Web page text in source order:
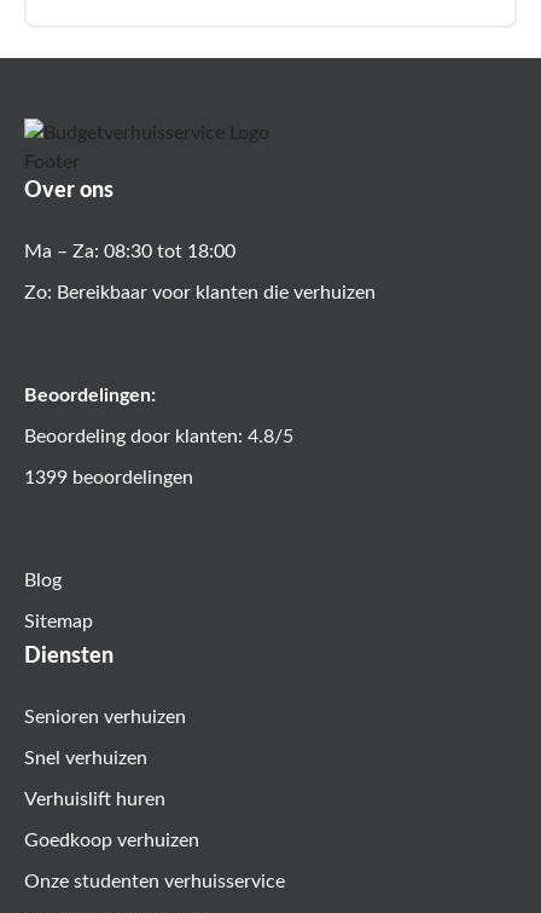
Over ons
Ma – Za: 08:30 tot 18:00
Zo: Bereikbaar voor klanten die verhuizen
Beoordelingen:
Beoordeling door klanten: 4.8/5
1399 beoordelingen
Blog
Sitemap
Diensten
Senioren verhuizen
Snel verhuizen
Verhuislift huren
Goedkoop verhuizen
Onze studenten verhuisservice